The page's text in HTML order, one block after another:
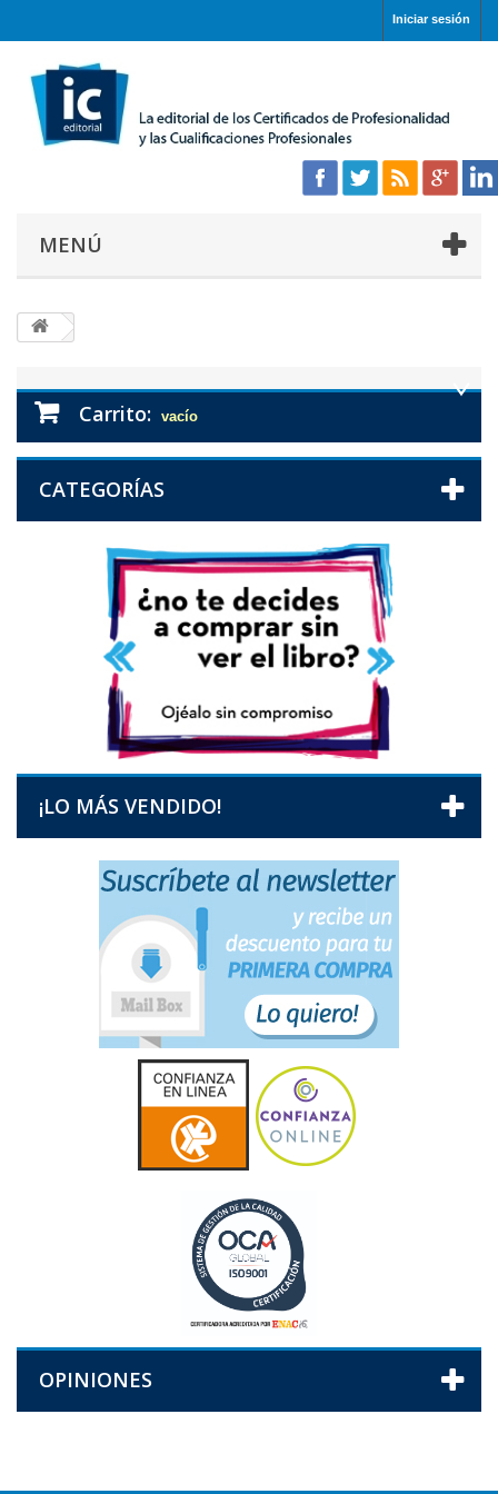
Iniciar sesión
MENÚ
Carrito: vacío
CATEGORÍAS
¡LO MÁS VENDIDO!
OPINIONES